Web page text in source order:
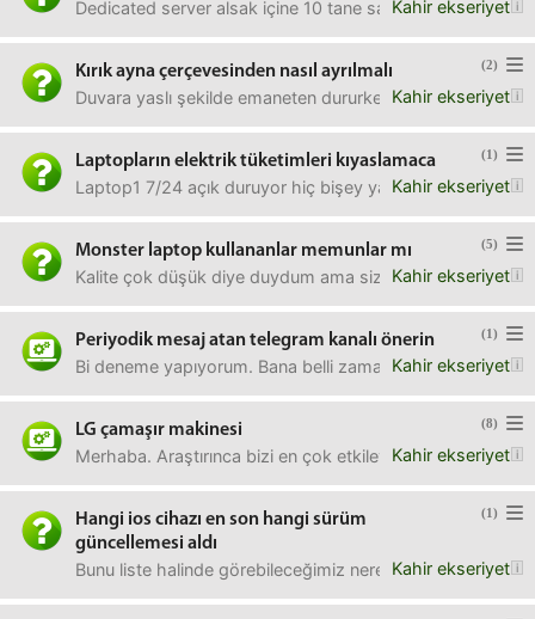
Kahir ekseriyet
Dedicated server alsak içine 10 tane sanal sunucu
(2)
Kırık ayna çerçevesinden nasıl ayrılmalı
Kahir ekseriyet
Duvara yaslı şekilde emaneten dururken robot süpürge
(1)
Laptopların elektrik tüketimleri kıyaslamaca
Kahir ekseriyet
Laptop1 7/24 açık duruyor hiç bişey yapmıyor. Ara sıra
(5)
Monster laptop kullananlar memunlar mı
Kahir ekseriyet
Kalite çok düşük diye duydum ama siz veya çevrenizde
(1)
Periyodik mesaj atan telegram kanalı önerin
Kahir ekseriyet
Bi deneme yapıyorum. Bana belli zamanda mesaj atan,
(8)
LG çamaşır makinesi
Kahir ekseriyet
Merhaba. Araştırınca bizi en çok etkileyen modeller LG
(1)
Hangi ios cihazı en son hangi sürüm
güncellemesi aldı
Kahir ekseriyet
Bunu liste halinde görebileceğimiz neresi var?